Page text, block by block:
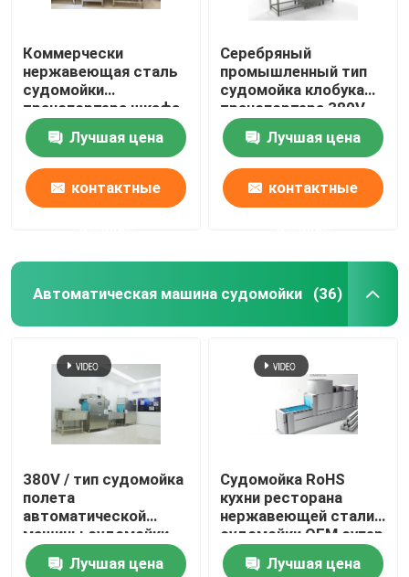
Коммерчески
нержавеющая сталь
судомойки
транспортера шкафа
Лучшая цена
контактные
Серебряный
промышленный тип
судомойка клобука
транспортера 380V
судомойки
коммерчески
Лучшая цена
контактные
Автоматическая машина судомойки (36)
380V / тип судомойка
полета
автоматической
машины судомойки
3P коммерчески
Лучшая цена
Судомойка RoHS
кухни ресторана
нержавеющей стали
судомойки OEM супер
тихая
Лучшая цена